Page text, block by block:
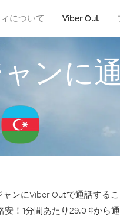
について Viber Out
ンに
ンにViber Outで通話するこ
！1分間あたり29.0 ¢から通